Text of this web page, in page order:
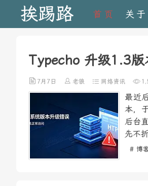
挨踢路 首页 关于
Typecho 升级1.3
7月7日 老狼 网络资讯
最近
本，
后台
先不
# 博